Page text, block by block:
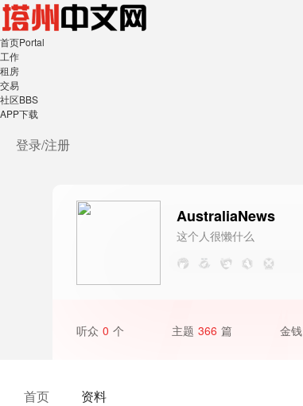
首页Portal
工作
租房
交易
社区BBS
APP下载
登录/注册
AustraliaNews
这个人很懒什么
听众 0 个 主题 366 篇 金钱
首页 资料